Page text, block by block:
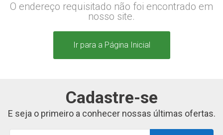
O endereço requisitado não foi encontrado em
nosso site.
Ir para a Página Inicial
Cadastre-se
E seja o primeiro a conhecer nossas últimas ofertas.